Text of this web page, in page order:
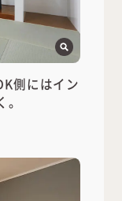
側にはイン